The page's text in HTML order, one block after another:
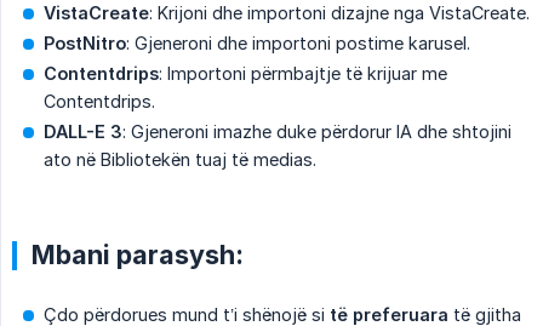
VistaCreate: Krijoni dhe importoni dizajne nga VistaCreate.
PostNitro: Gjeneroni dhe importoni postime karusel.
Contentdrips: Importoni përmbajtje të krijuar me
Contentdrips.
DALL-E 3: Gjeneroni imazhe duke përdorur IA dhe shtojini
ato në Bibliotekën tuaj të medias.
Mbani parasysh:
Çdo përdorues mund t’i shënojë si të preferuara të gjitha